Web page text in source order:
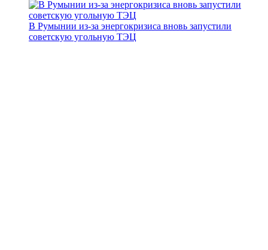
В Румынии из-за энергокризиса вновь запустили
советскую угольную ТЭЦ